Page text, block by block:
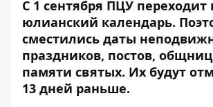
С 1 сентября ПЦУ
юлианский календарь.
сместились даты
праздников, постов,
памяти святых. Их будут
13 дней раньше.